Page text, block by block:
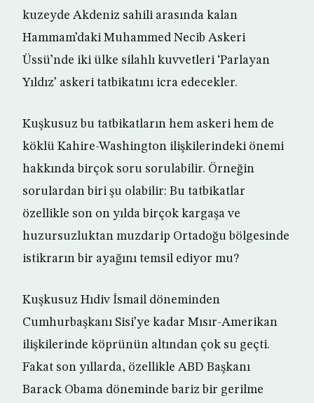
kuzeyde Akdeniz sahili arasında kalan
Hammam’daki Muhammed Necib Askeri
Üssü’nde iki ülke silahlı kuvvetleri ‘Parlayan
Yıldız’ askeri tatbikatını icra edecekler.
Kuşkusuz bu tatbikatların hem askeri hem de
köklü Kahire-Washington ilişkilerindeki önemi
hakkında birçok soru sorulabilir. Örneğin
sorulardan biri şu olabilir: Bu tatbikatlar
özellikle son on yılda birçok kargaşa ve
huzursuzluktan muzdarip Ortadoğu bölgesinde
istikrarın bir ayağını temsil ediyor mu?
Kuşkusuz Hıdiv İsmail döneminden
Cumhurbaşkanı Sisi’ye kadar Mısır-Amerikan
ilişkilerinde köprünün altından çok su geçti.
Fakat son yıllarda, özellikle ABD Başkanı
Barack Obama döneminde bariz bir gerilme